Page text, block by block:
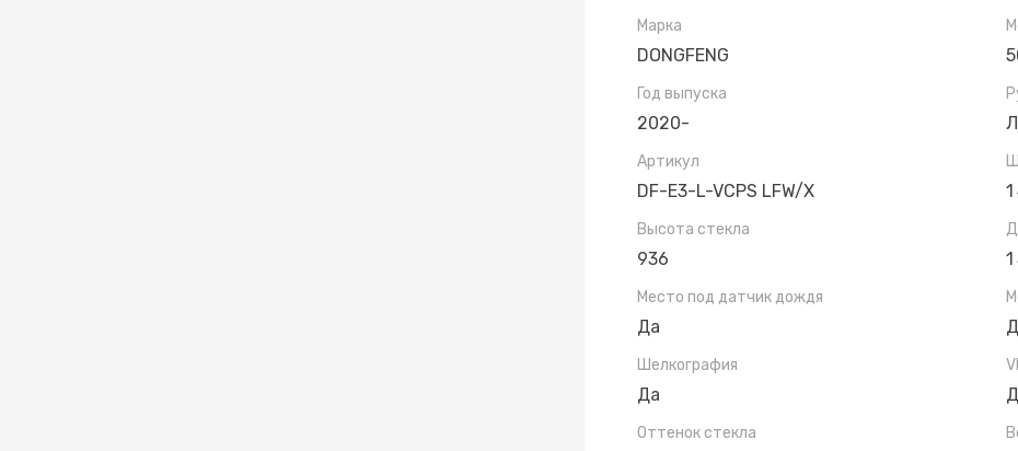
Марка
DONGFENG
Год выпуска
2020-
Артикул
DF-E3-L-VCPS LFW/X
Высота стекла
936
Место под датчик дождя
Да
Шелкография
Да
Оттенок стекла